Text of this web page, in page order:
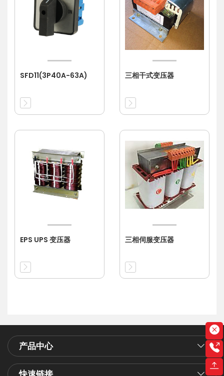
SFD11(3P40A-63A) 三相干式变压器
EPS UPS 变压器 三相伺服变压器
产品中心